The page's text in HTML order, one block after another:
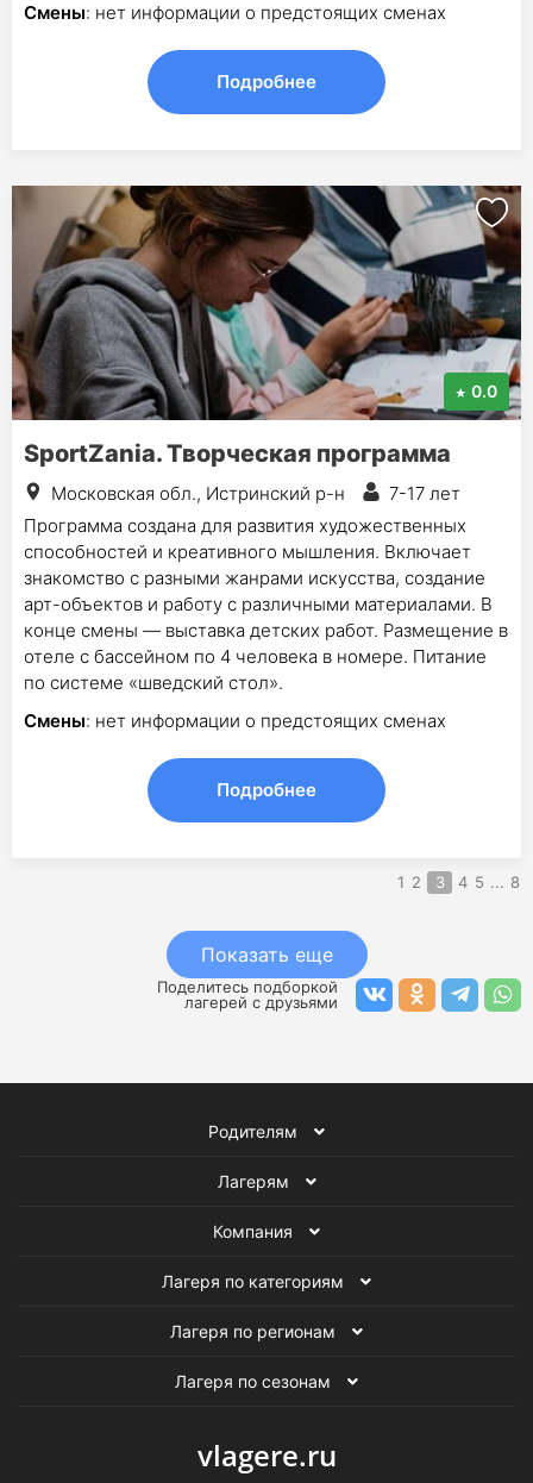
Смены: нет информации о предстоящих сменах
Подробнее
0.0
SportZania. Творческая программа
Московская обл., Истринский р-н
7-17 лет
Программа создана для развития художественных
способностей и креативного мышления. Включает
знакомство с разными жанрами искусства, создание
арт-объектов и работу с различными материалами. В
конце смены — выставка детских работ. Размещение в
отеле с бассейном по 4 человека в номере. Питание
по системе «шведский стол».
Смены: нет информации о предстоящих сменах
Подробнее
1 2 3 4 5 ... 8
Показать еще
Поделитесь подборкой
лагерей с друзьями
Родителям
Лагерям
Компания
Лагеря по категориям
Лагеря по регионам
Лагеря по сезонам
vlagere.ru